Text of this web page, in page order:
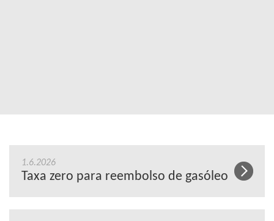
1.6.2026
Taxa zero para reembolso de gasóleo